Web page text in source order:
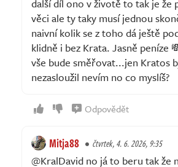
další díl ono v životě to tak je že
věci ale ty taky musí jednou
naivní kolik se z toho dá ještě
klidně i bez Krata. Jasně peníze
vše bude směřovat...jen Kratos
nezasloužil nevím no co myslíš?
Odpovědět
Mitja88 čtvrtek, 4. 6. 2026, 9:35
@KralDavid no já to beru tak že